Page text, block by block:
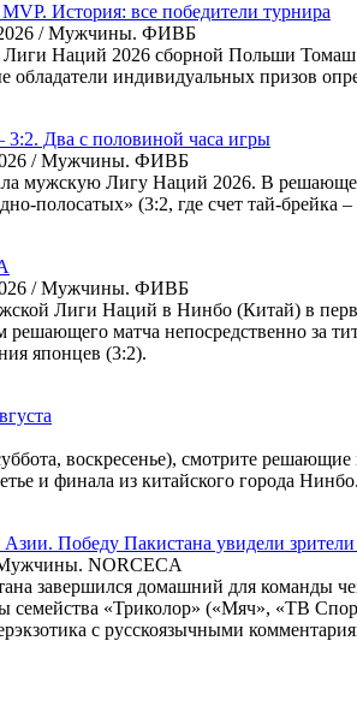
История: все победители турнира
/ Мужчины. ФИВБ
Лиги Наций 2026 сборной Польши
обладатели индивидуальных призов
Два с половиной часа игры
/ Мужчины. ФИВБ
мужскую Лигу Наций 2026. В
полосатых» (3:2, где счет тай-
/ Мужчины. ФИВБ
Лиги Наций в Нинбо (Китай) в
матча непосредственно за
японцев (3:2).
воскресенье), смотрите
и финала из китайского города
Победу Пакистана увидели
NORCECA
завершился домашний для команды
семейства «Триколор» («Мяч», «ТВ
с русскоязычными